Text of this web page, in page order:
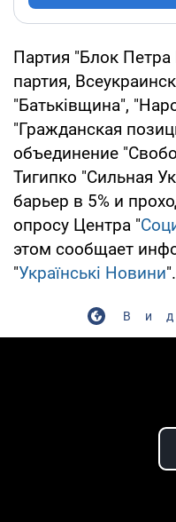
Партия "Блок
партия,
"Батьківщина",
"Гражданская
объединение
Тигипко "Сильная
барьер в 5% и
опросу Центра "
этом сообщает
"Українські Новини".